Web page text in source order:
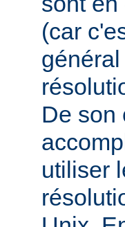
(car
De son
utiliser